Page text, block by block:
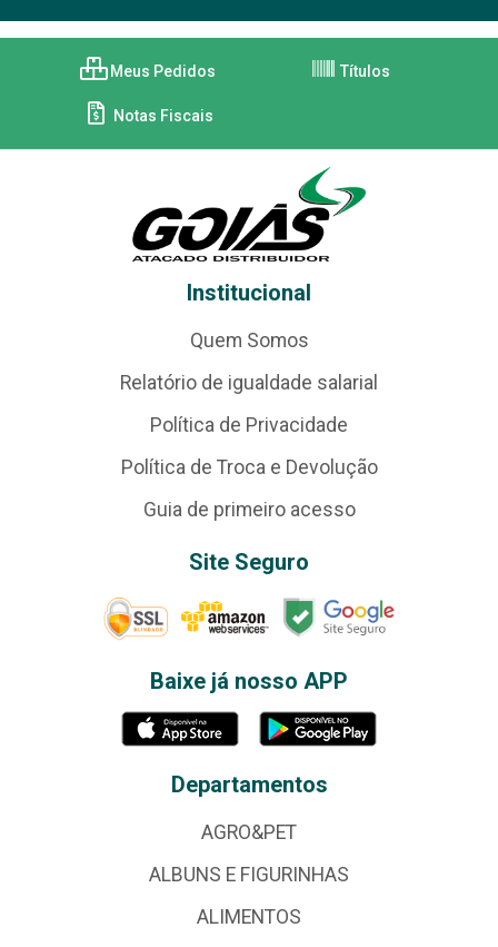
Meus Pedidos Títulos
Notas Fiscais
Institucional
Quem Somos
Relatório de igualdade salarial
Política de Privacidade
Política de Troca e Devolução
Guia de primeiro acesso
Site Seguro
Baixe já nosso APP
Departamentos
AGRO&PET
ALBUNS E FIGURINHAS
ALIMENTOS